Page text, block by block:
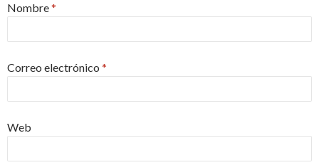
Nombre*
Correo electrónico *
Web